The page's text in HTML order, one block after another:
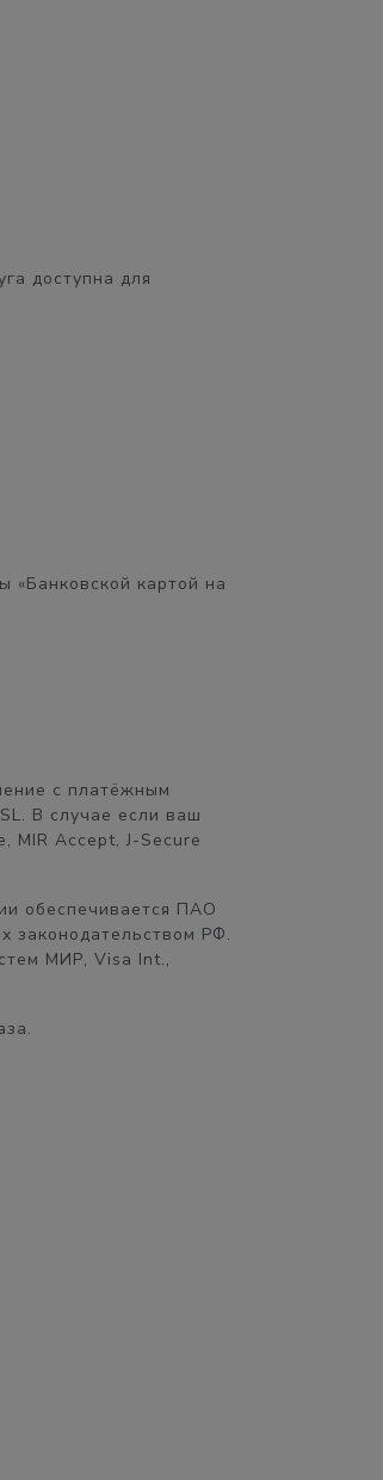
доступна для
картой на
с платёжным
В случае если ваш
MIR Accept, J-Secure
обеспечивается ПАО
законодательством РФ.
МИР, Visa Int.,